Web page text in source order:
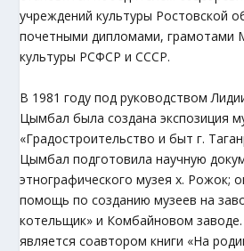
учреждений культуры Ростовской
почетными дипломами, грамотами
культуры РСФСР и СССР.
В 1981 году под руководством
Цымбал была создана экспозиция
«Градостроительство и быт г.
Цымбал подготовила научную
этнографического музея х. Рожок;
помощь по созданию музеев на
котельщик» и Комбайновом
является соавтором книги «На